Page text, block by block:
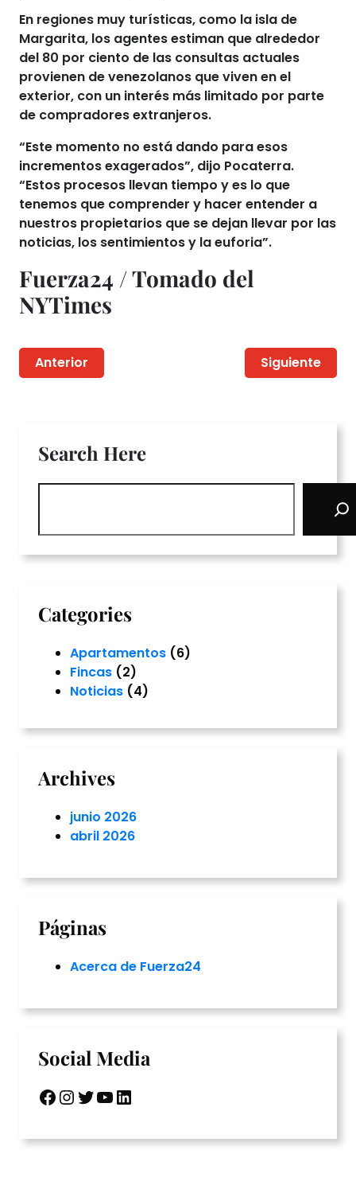
En regiones muy turísticas, como la isla de
Margarita, los agentes estiman que alrededor
del 80 por ciento de las consultas actuales
provienen devenezolanos que viven en el
exterior, con un interés más limitado por parte
de compradores extranjeros.
“Este momento no está dando para esos
incrementos exagerados”, dijo Pocaterra.
“Estos procesos llevan tiempo y es lo que
tenemos que comprender y hacer entender a
nuestros propietarios que se dejan llevar por las
noticias, los sentimientos y la euforia”.
Fuerza24 / Tomado del
NYTimes
Anterior Siguiente
Search Here
S
Categories
Apartamentos (6)
Fincas (2)
Noticias (4)
Archives
junio 2026
abril 2026
Páginas
Acerca de Fuerza24
Social Media
Facebook InstagramTwitter YouTube LinkedIn